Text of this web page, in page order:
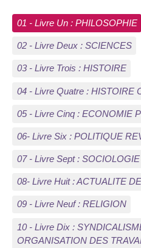
01 - Livre Un : PHILOSOPHIE
02 - Livre Deux : SCIENCES
03 - Livre Trois : HISTOIRE
04 - Livre Quatre : HISTOIRE
05 - Livre Cinq : ECONOMIE
06- Livre Six : POLITIQUE
07 - Livre Sept : SOCIOLOGIE
08- Livre Huit : ACTUALITE
09 - Livre Neuf : RELIGION
10 - Livre Dix :
ORGANISATION DES